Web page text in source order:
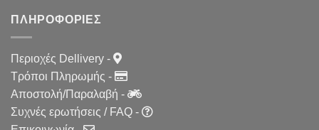
ΠΛΗΡΟΦΟΡΊΕΣ
Περιοχές Dellivery -
Τρόποι Πληρωμής -
Αποστολή/Παραλαβή -
Συχνές ερωτήσεις / FAQ -